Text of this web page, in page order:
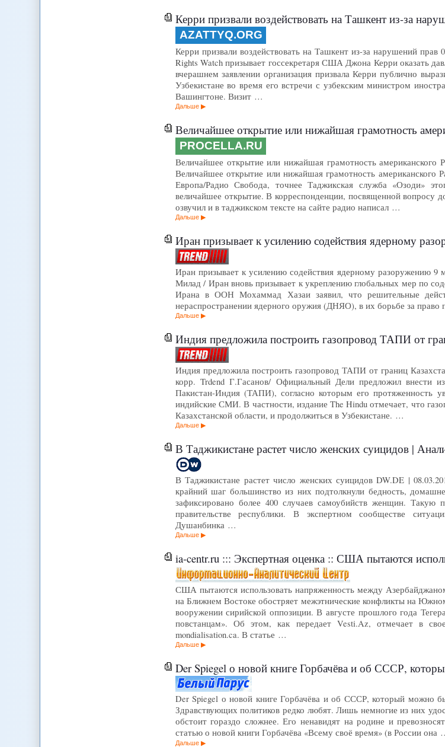
Керри призвали воздействовать на Ташкент из-за
AZATTYQ.ORG
Керри призвали воздействовать на Ташкент из-за нарушений прав
Rights Watch призывает госсекретаря США Джона Керри оказать
вчерашнем заявлении организация призвала Керри публично
Узбекистане во время его встречи с узбекским министром
Вашингтоне. Визит …
Дальше
Величайшее открытие или нижайшая грамотность
PROCELLA.RU
Величайшее открытие или нижайшая грамотность
Величайшее открытие или нижайшая грамотность
Европа/Радио Свобода, точнее Таджикская служба «Озоди»
величайшее открытие. В корреспонденции, посвященной вопросу
озвучил и в таджикском тексте на сайте радио написал …
Дальше
Иран призывает к усилению содействия ядерному
Иран призывает к усилению содействия ядерному разоружению 9
Милад / Иран вновь призывает к укреплению глобальных мер по
Ирана в ООН Мохаммад Хазаи заявил, что решительные
нераспространении ядерного оружия (ДНЯО), в их борьбе за
Дальше
Индия предложила построить газопровод ТАПИ от
Индия предложила построить газопровод ТАПИ от границ
корр. Trdend Г.Гасанов/ Официальный Дели предложил внести
Пакистан-Индия (ТАПИ), согласно которым его протяженность
индийские СМИ. В частности, издание The Hindu отмечает, что
Казахстанской области, и продолжиться в Узбекистане. …
Дальше
В Таджикистане растет число женских суицидов | Аналитика,
В Таджикистане растет число женских суицидов DW.DE |
крайний шаг большинство из них подтолкнули бедность,
зафиксировано более 400 случаев самоубийств женщин.
правительстве республики. В экспертном сообществе
Душанбинка …
Дальше
ia-centr.ru ::: Экспертная оценка :: США пытаются использовать
США пытаются использовать напряженность между
на Ближнем Востоке обостряет межэтнические конфликты на
вооружении сирийской оппозиции. В августе прошлого года
повстанцам». Об этом, как передает Vesti.Az, отмечает в
mondialisation.ca. В статье …
Дальше
Der Spiegel о новой книге Горбачёва и об СССР, который
Der Spiegel о новой книге Горбачёва и об СССР, который можно
Здравствующих политиков редко любят. Лишь немногие из них
обстоит гораздо сложнее. Его ненавидят на родине и
статью о новой книги Горбачёва «Всему своё время» (в России она
Дальше